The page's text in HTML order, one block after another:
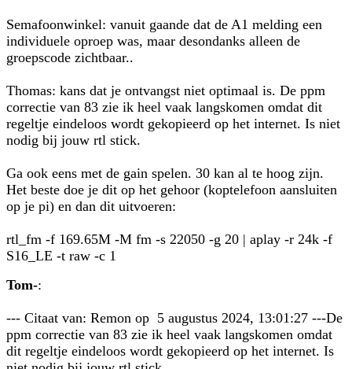
Semafoonwinkel: vanuit gaande dat de A1 melding een
individuele oproep was, maar desondanks alleen de
groepscode zichtbaar..
Thomas: kans dat je ontvangst niet optimaal is. De ppm
correctie van 83 zie ik heel vaak langskomen omdat dit
regeltje eindeloos wordt gekopieerd op het internet. Is niet
nodig bij jouw rtl stick.
Ga ook eens met de gain spelen. 30 kan al te hoog zijn.
Het beste doe je dit op het gehoor (koptelefoon aansluiten
op je pi) en dan dit uitvoeren:
rtl_fm -f 169.65M -M fm -s 22050 -g 20 | aplay -r 24k -f
S16_LE -t raw -c 1
Tom-:
--- Citaat van: Remon op 5 augustus 2024, 13:01:27 ---De
ppm correctie van 83 zie ik heel vaak langskomen omdat
dit regeltje eindeloos wordt gekopieerd op het internet. Is